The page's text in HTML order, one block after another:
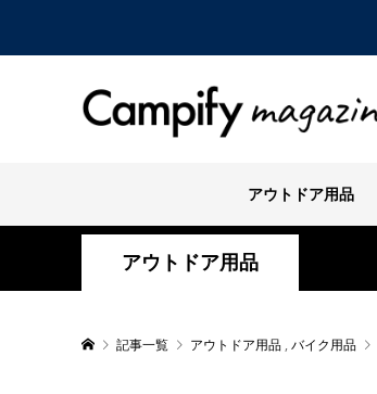
アウトドア用品
アウトドア用品
記事一覧 アウトドア用品 ,バイク用品